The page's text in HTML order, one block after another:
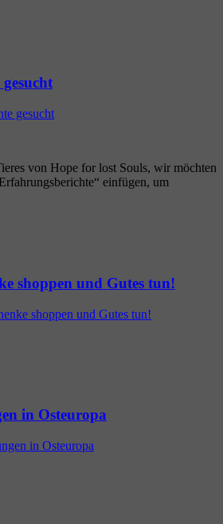
von Hope for lost Souls, wir möchten
einfügen, um
shoppen und Gutes tun!
in Osteuropa